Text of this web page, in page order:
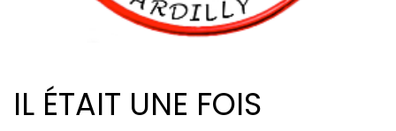
IL ÉTAIT UNE FOIS